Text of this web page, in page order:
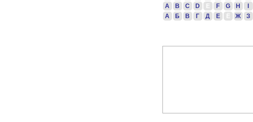
A
B C D E F G H
А
Б В Г Д Е Ё Ж З